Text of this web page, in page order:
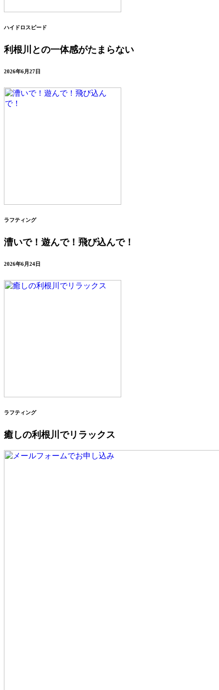
ハイドロスピード
利根川との一体感がたまらない
2026年6月27日
ラフティング
漕いで！遊んで！飛び込んで！
2026年6月24日
ラフティング
癒しの利根川でリラックス